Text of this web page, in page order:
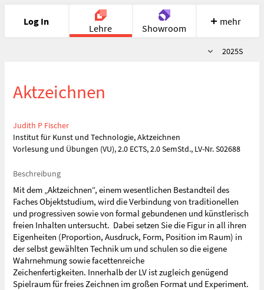
Log In
Lehre Showroom
Meet
mehr
Semester
2025S
Aktzeichnen
Judith P Fischer
Institut für Kunst und Technologie, Aktzeichnen
Vorlesung und Übungen (VU), 2.0 ECTS, 2.0 SemStd., LV-Nr. S02688
Beschreibung
Mit dem „Aktzeichnen“, einem wesentlichen Bestandteil des
Faches Objektstudium, wird die Verbindung von traditionellen
und progressiven sowie von formal gebundenen und künstlerisch
freien Inhalten untersucht. Dabei setzen Sie die Figur in all ihren
Eigenheiten (Proportion, Ausdruck, Form, Position im Raum) in
der selbst gewählten Technik um und schulen so die eigene
Wahrnehmung sowie facettenreiche
Zeichenfertigkeiten. Innerhalb der LV ist zugleich genügend
Spielraum für freies Zeichnen im großen Format und Experiment.